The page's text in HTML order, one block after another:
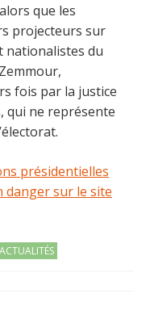
que les
projecteurs sur
nationalistes du
fois par la justice
qui ne représente
présidentielles
danger sur le site
ACTUALITÉS